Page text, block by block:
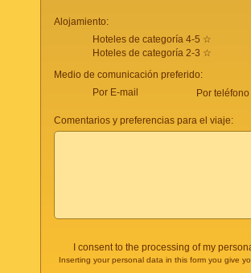
Alojamiento:
Hoteles de categoría 4-5 ☆
Hoteles de categoría 2-3 ☆
Medio de comunicación preferido:
Por E-mail
Por teléfono
Comentarios y preferencias para el viaje:
I consent to the processing of my
Inserting your personal data in this form you give